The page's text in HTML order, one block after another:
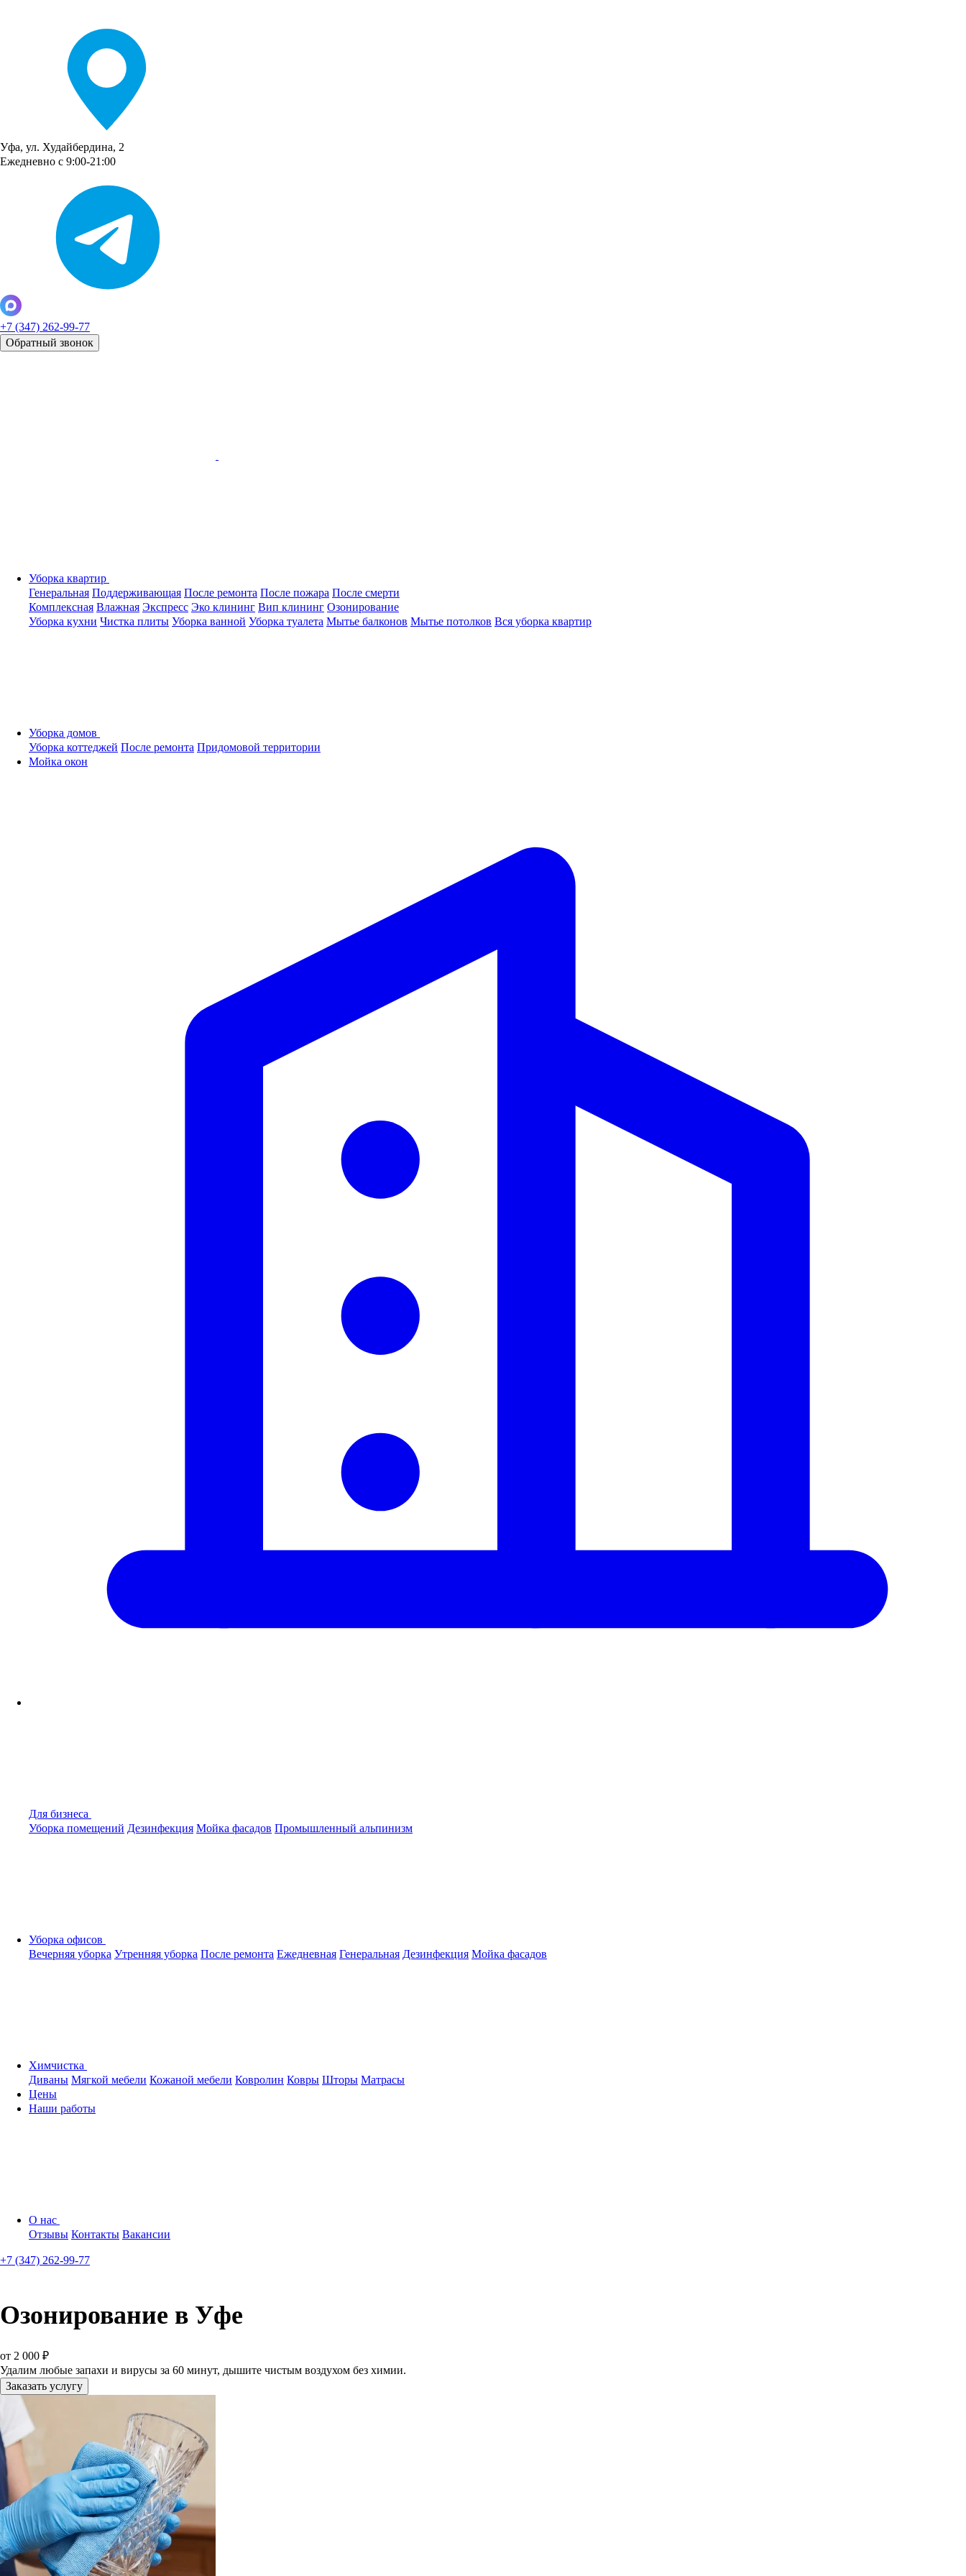
Уфа, ул. Худайбердина, 2
Ежедневно с 9:00-21:00
+7 (347) 262-99-77
Обратный звонок
Уборка квартир
Генеральная Поддерживающая После ремонта После пожара После смерти
Комплексная Влажная Экспресс Эко клининг Вип клининг Озонирование
Уборка кухни Чистка плиты Уборка ванной Уборка туалета Мытье балконов Мытье потолков Вся уборка квартир
Уборка домов
Уборка коттеджей После ремонта Придомовой территории
Мойка окон
Для бизнеса
Уборка помещений Дезинфекция Мойка фасадов Промышленный альпинизм
Уборка офисов
Вечерняя уборка Утренняя уборка После ремонта Ежедневная Генеральная Дезинфекция Мойка фасадов
Химчистка
Диваны Мягкой мебели Кожаной мебели Ковролин Ковры Шторы Матрасы
Цены
Наши работы
О нас
Отзывы Контакты Вакансии
+7 (347) 262-99-77
Озонирование в Уфе
от 2 000 ₽
Удалим любые запахи и вирусы за 60 минут, дышите чистым воздухом без химии.
Заказать услугу